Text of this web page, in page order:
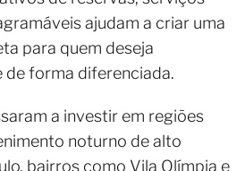
ajudam a criar uma
para quem deseja
forma diferenciada.
a investir em regiões
noturno de alto
bairros como Vila Olímpia e